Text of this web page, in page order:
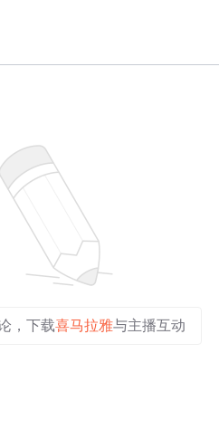
，下载喜马拉雅与主播互动